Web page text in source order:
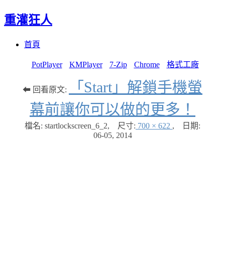
重灌狂人
首頁
PotPlayer KMPlayer 7-Zip Chrome 格式工廠
⬅ 回看原文:
「Start」解鎖手機螢
幕前讓你可以做的更多！
檔名: startlockscreen_6_2, 尺寸: 700 × 622 ,
日期:
06-05, 2014